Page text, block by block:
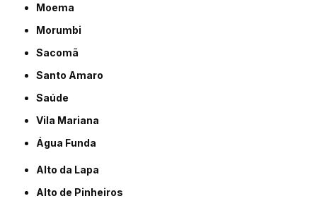
Moema
Morumbi
Sacomã
Santo Amaro
Saúde
Vila Mariana
Água Funda
Alto da Lapa
Alto de Pinheiros